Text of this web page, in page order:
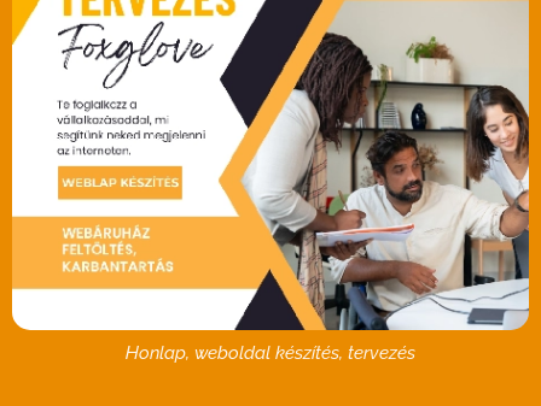
Honlap, weboldal készítés, tervezés